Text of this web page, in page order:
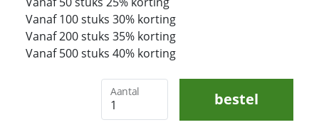
Vanaf 100 stuks 30% korting
Vanaf 200 stuks 35% korting
Vanaf 500 stuks 40% korting
Aantal bestel